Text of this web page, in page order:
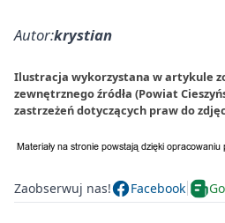
Autor:krystian
Ilustracja wykorzystana w artykule
zewnętrznego źródła (Powiat
zastrzeżeń dotyczących praw do
Zaobserwuj nas! Facebook